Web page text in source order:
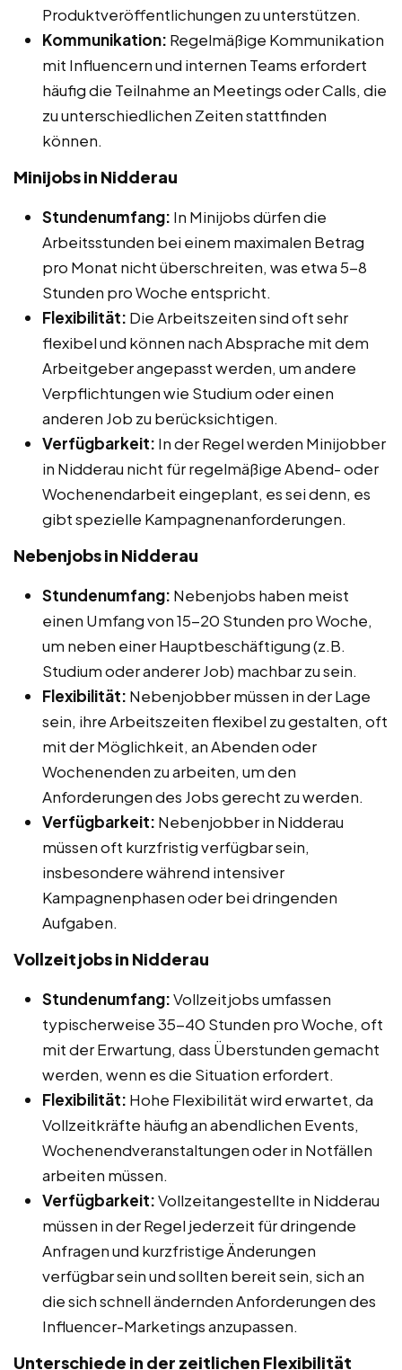
Produktveröffentlichungen zu unterstützen.
Kommunikation: Regelmäßige Kommunikation
mit Influencern und internen Teams erfordert
häufig die Teilnahme an Meetings oder Calls, die
zu unterschiedlichen Zeiten stattfinden
können.
Minijobs in Nidderau
Stundenumfang: In Minijobs dürfen die
Arbeitsstunden bei einem maximalen Betrag
pro Monat nicht überschreiten, was etwa 5-8
Stunden pro Woche entspricht.
Flexibilität: Die Arbeitszeiten sind oft sehr
flexibel und können nach Absprache mit dem
Arbeitgeber angepasst werden, um andere
Verpflichtungen wie Studium oder einen
anderen Job zu berücksichtigen.
Verfügbarkeit: In der Regel werden Minijobber
in Nidderau nicht für regelmäßige Abend- oder
Wochenendarbeit eingeplant, es sei denn, es
gibt spezielle Kampagnenanforderungen.
Nebenjobs in Nidderau
Stundenumfang: Nebenjobs haben meist
einen Umfang von 15-20 Stunden pro Woche,
um neben einer Hauptbeschäftigung (z.B.
Studium oder anderer Job) machbar zu sein.
Flexibilität: Nebenjobber müssen in der Lage
sein, ihre Arbeitszeiten flexibel zu gestalten, oft
mit der Möglichkeit, an Abenden oder
Wochenenden zu arbeiten, um den
Anforderungen des Jobs gerecht zu werden.
Verfügbarkeit: Nebenjobber in Nidderau
müssen oft kurzfristig verfügbar sein,
insbesondere während intensiver
Kampagnenphasen oder bei dringenden
Aufgaben.
Vollzeitjobs in Nidderau
Stundenumfang:Vollzeitjobs umfassen
typischerweise 35-40 Stunden pro Woche, oft
mit der Erwartung, dass Überstunden gemacht
werden, wenn es die Situation erfordert.
Flexibilität: Hohe Flexibilität wird erwartet, da
Vollzeitkräfte häufig an abendlichen Events,
Wochenendveranstaltungen oder in Notfällen
arbeiten müssen.
Verfügbarkeit:Vollzeitangestellte in Nidderau
müssen in der Regel jederzeit für dringende
Anfragen und kurzfristige Änderungen
verfügbar sein und sollten bereit sein, sich an
die sich schnell ändernden Anforderungen des
Influencer-Marketings anzupassen.
Unterschiede in der zeitlichen Flexibilität